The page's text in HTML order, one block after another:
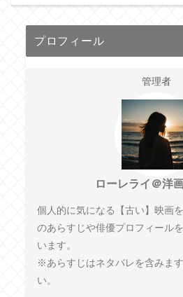
プロフィール
管理者
ローレライ＠洋
個人的に気になる【古い】映画
のあらすじや俳優プロフィール
います。
※あらすじはネタバレを含みま
い。